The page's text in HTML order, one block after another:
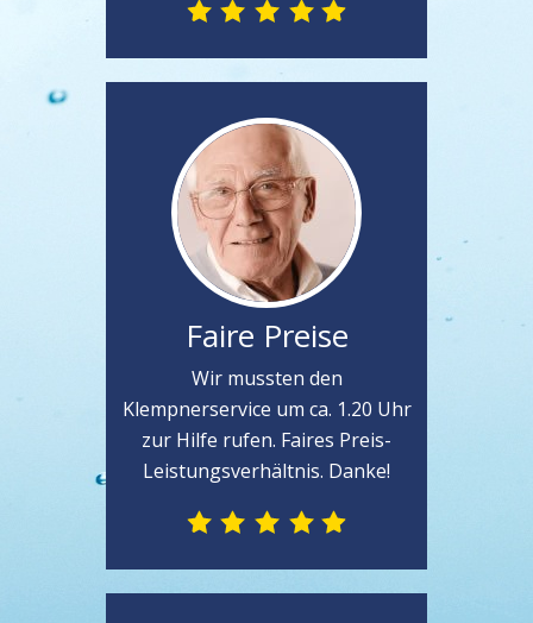
Faire Preise
Wir mussten den
Klempnerservice um ca. 1.20 Uhr
zur Hilfe rufen. Faires Preis-
Leistungsverhältnis. Danke!